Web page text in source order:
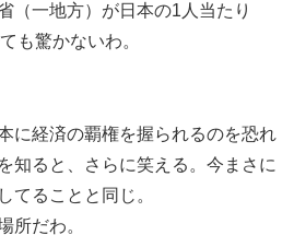
（一地方）が日本の1人当たり
も驚かないわ。
に経済の覇権を握られるのを恐れ
知ると、さらに笑える。今まさに
てることと同じ。
所だわ。